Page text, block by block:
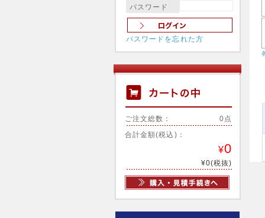
パスワード
パスワードを忘れた方
ご注文総数： 0点
合計金額(税込)：
¥0
¥0(税抜)